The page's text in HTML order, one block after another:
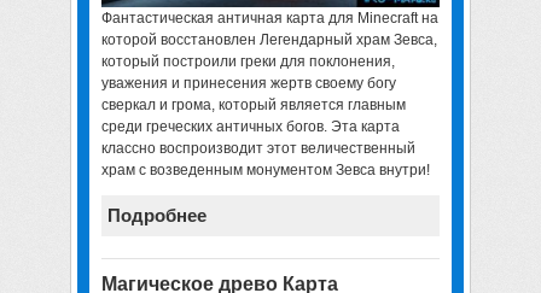
Фантастическая античная карта для Minecraft на
которой восстановлен Легендарный храм Зевса,
который построили греки для поклонения,
уважения и принесения жертв своему богу
сверкал и грома, который является главным
среди греческих античных богов. Эта карта
классно воспроизводит этот величественный
храм с возведенным монументом Зевса внутри!
Подробнее
Магическое древо Карта